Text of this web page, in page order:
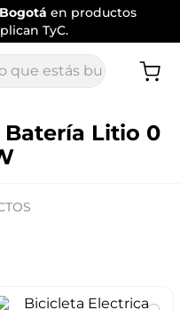
en productos
TyC.
estás buscando
Litio 0